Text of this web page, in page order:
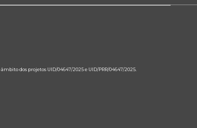
dos projetos UID/04647/2025 e UID/PRR/04647/2025.